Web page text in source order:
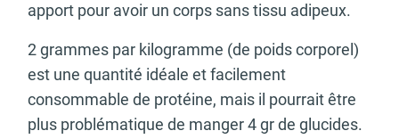
apport pour avoir un corps sans tissu adipeux.
2 grammes par kilogramme (de poids corporel)
est une quantité idéale et facilement
consommable de protéine, mais il pourrait être
plus problématique de manger 4 gr de glucides.